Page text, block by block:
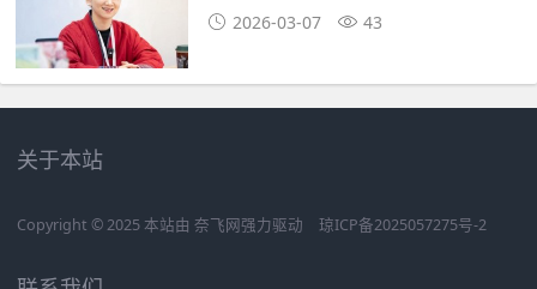
2026-03-07 43
关于本站
Copyright © 2025 本站由 奈飞网强力驱动 琼ICP备2025057275号-2